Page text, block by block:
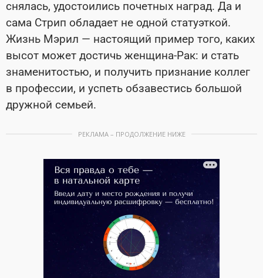
снялась, удостоились почетных наград. Да и
сама Стрип обладает не одной статуэткой.
Жизнь Мэрил — настоящий пример того, каких
высот может достичь женщина-Рак: и стать
знаменитостью, и получить признание коллег
в профессии, и успеть обзавестись большой
дружной семьей.
РЕКЛАМА – ПРОДОЛЖЕНИЕ НИЖЕ